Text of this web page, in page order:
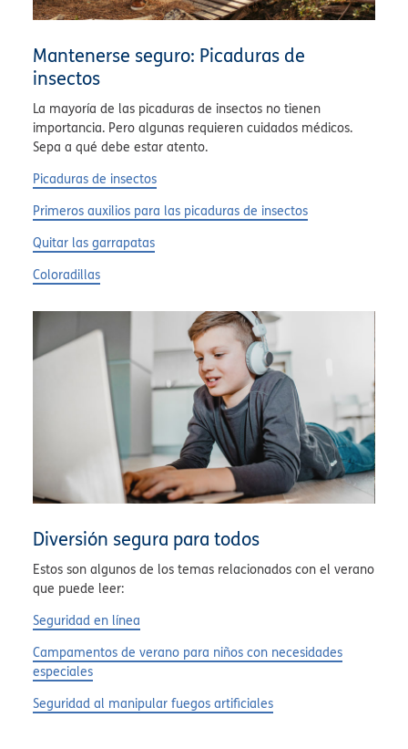
Mantenerse seguro: Picaduras de
insectos
La mayoría de las picaduras de insectos no tienen
importancia. Pero algunas requieren cuidados médicos.
Sepa a qué debe estar atento.
Picaduras de insectos
Primeros auxilios para las picaduras de insectos
Quitar las garrapatas
Coloradillas
Diversión segura para todos
Estos son algunos de los temas relacionados con el verano
que puede leer:
Seguridad en línea
Campamentos de verano para niños con necesidades
especiales
Seguridad al manipular fuegos artificiales